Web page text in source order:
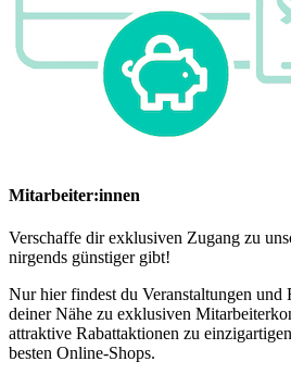
Mitarbeiter:innen
Verschaffe dir exklusiven Zugang zu
nirgends günstiger gibt!
Nur hier findest du Veranstaltungen und
deiner Nähe zu exklusiven
attraktive Rabattaktionen zu
besten Online-Shops.